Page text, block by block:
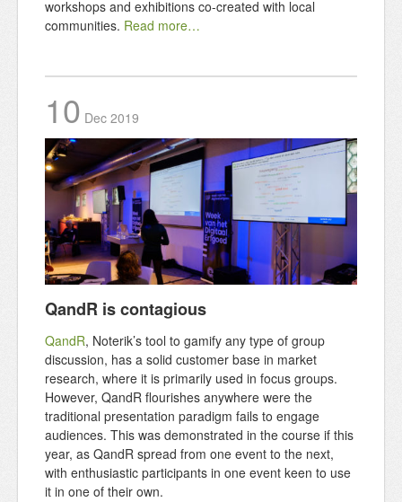
workshops and exhibitions co-created with local
communities. Read more…
10 Dec 2019
QandR is contagious
QandR, Noterik’s tool to gamify any type of group
discussion, has a solid customer base in market
research, where it is primarily used in focus groups.
However, QandR flourishes anywhere were the
traditional presentation paradigm fails to engage
audiences. This was demonstrated in the course if this
year, as QandR spread from one event to the next,
with enthusiastic participants in one event keen to use
it in one of their own.